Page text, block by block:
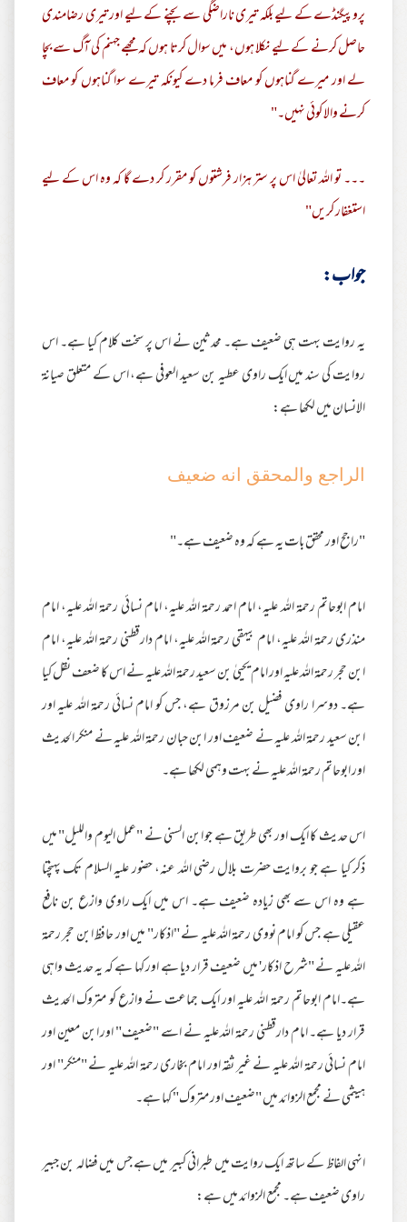
پروپیگنڈے کے لیے بلکہ تیری ناراضگی سے بچنے کے لیے اور تیری رضامندی
حاصل کرنے کے لیے نکلا ہوں، میں سوال کرتا ہوں کہ مجھے جہنم کی آگ سے بچا
لے اور میرے گناہوں کو معاف فرما دے کیونکہ تیرے سوا گناہوں کو معاف
کرنے والا کوئی نہیں۔"
۔۔۔ تو اللہ تعالیٰ اس پر ستر ہزار فرشتوں کو مقرر کر دے گا کہ وہ اس کے لیے
استغفار کریں"
جواب:
یہ روایت بہت ہی ضعیف ہے۔ محدثین نے اس پر سخت کلام کیا ہے۔ اس
روایت کی سند میں ایک راوی عطیہ بن سعید العوفی ہے، اس کے متعلق صیانۃ
الانسان میں لکھا ہے:
الراجع والمحقق انه ضعيف
"راجح اور محقق بات یہ ہے کہ وہ ضعیف ہے۔"
امام ابوحاتم رحمۃ اللہ علیہ، امام احمد رحمۃ اللہ علیہ، امام نسائی رحمۃ اللہ علیہ، امام
منذری رحمۃ اللہ علیہ، امام بیہقی رحمۃ اللہ علیہ، امام دارقطنی رحمۃ اللہ علیہ، امام
ابن حجر رحمۃ اللہ علیہ اور امام یحییٰ بن سعید رحمۃ اللہ علیہ نے اس کا ضعف نقل کیا
ہے۔ دوسرا راوی فضیل بن مرزوق ہے، جس کو امام نسائی رحمۃ اللہ علیہ اور
ابن سعید رحمۃ اللہ علیہ نے ضعیف اور ابن حبان رحمۃ اللہ علیہ نے منکر الحدیث
اور ابوحاتم رحمۃ اللہ علیہ نے بہت وہمی لکھا ہے۔
اس حدیث کا ایک اور بھی طریق ہے جو ابن السنی نے "عمل الیوم واللیل" میں
ذکر کیا ہے جو بروایت حضرت بلال رضی اللہ عنہ، حضور علیہ السلام تک پہنچتا
ہے وہ اس سے بھی زیادہ ضعیف ہے۔ اس میں ایک راوی وازع بن نافع
عقیلی ہے جس کو امام نووی رحمۃ اللہ علیہ نے "اذکار" میں اور حافظ ابن حجر رحمۃ
اللہ علیہ نے "شرح اذکار' میں ضعیف قرار دیا ہے اور کہا ہے کہ یہ حدیث واہی
ہے۔امام ابوحاتم رحمۃ اللہ علیہ اور ایک جماعت نے وازع کو متروک الحدیث
قرار دیا ہے۔ امام دارقطنی رحمۃ اللہ علیہ نے اسے "ضعیف" اور ابن معین اور
امام نسائی رحمۃ اللہ علیہ نے غیر ثقہ اور امام بخاری رحمۃ اللہ علیہ نے "منکر" اور
ہیثمی نے مجمع الزوائد میں "ضعیف اور متروک" کہا ہے۔
انہی الفاظ کے ساتھ ایک روایت میں طبرانی کبیر میں ہے جس میں فضالہ بن جبیر
راوی ضعیف ہے۔ مجمع الزوائد میں ہے: